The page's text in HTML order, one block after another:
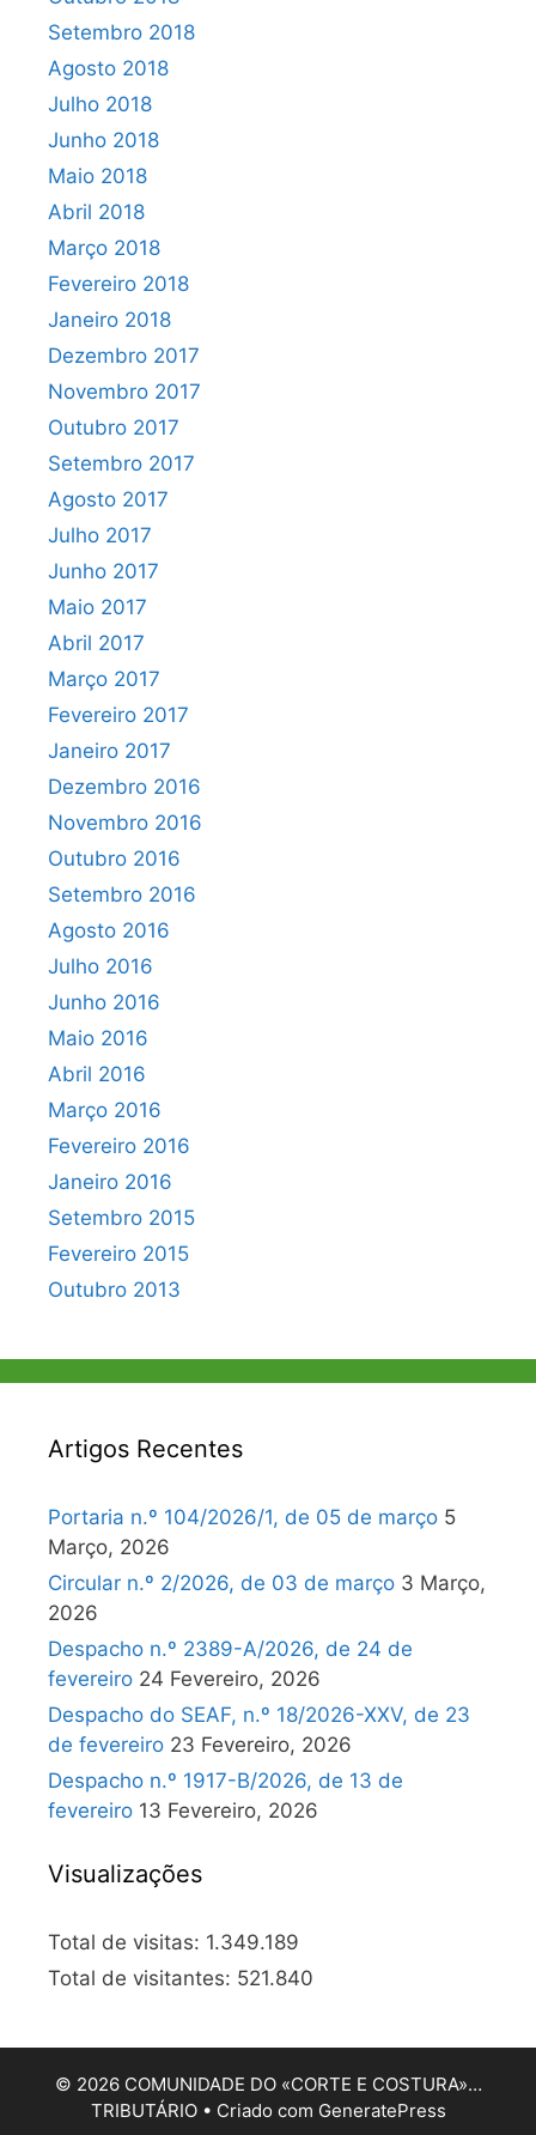
Setembro 2018
Agosto 2018
Julho 2018
Junho 2018
Maio 2018
Abril 2018
Março 2018
Fevereiro 2018
Janeiro 2018
Dezembro 2017
Novembro 2017
Outubro 2017
Setembro 2017
Agosto 2017
Julho 2017
Junho 2017
Maio 2017
Abril 2017
Março 2017
Fevereiro 2017
Janeiro 2017
Dezembro 2016
Novembro 2016
Outubro 2016
Setembro 2016
Agosto 2016
Julho 2016
Junho 2016
Maio 2016
Abril 2016
Março 2016
Fevereiro 2016
Janeiro 2016
Setembro 2015
Fevereiro 2015
Outubro 2013
Artigos Recentes
Portaria n.º 104/2026/1, de 05 de março 5
Março, 2026
Circular n.º 2/2026, de 03 de março 3 Março,
2026
Despacho n.º 2389-A/2026, de 24 de
fevereiro 24 Fevereiro, 2026
Despacho do SEAF, n.º 18/2026-XXV, de 23
de fevereiro 23 Fevereiro, 2026
Despacho n.º 1917-B/2026, de 13 de
fevereiro 13 Fevereiro, 2026
Visualizações
Total de visitas: 1.349.189
Total de visitantes: 521.840
© 2026 COMUNIDADE DO «CORTE E COSTURA»…
TRIBUTÁRIO• Criado com GeneratePress